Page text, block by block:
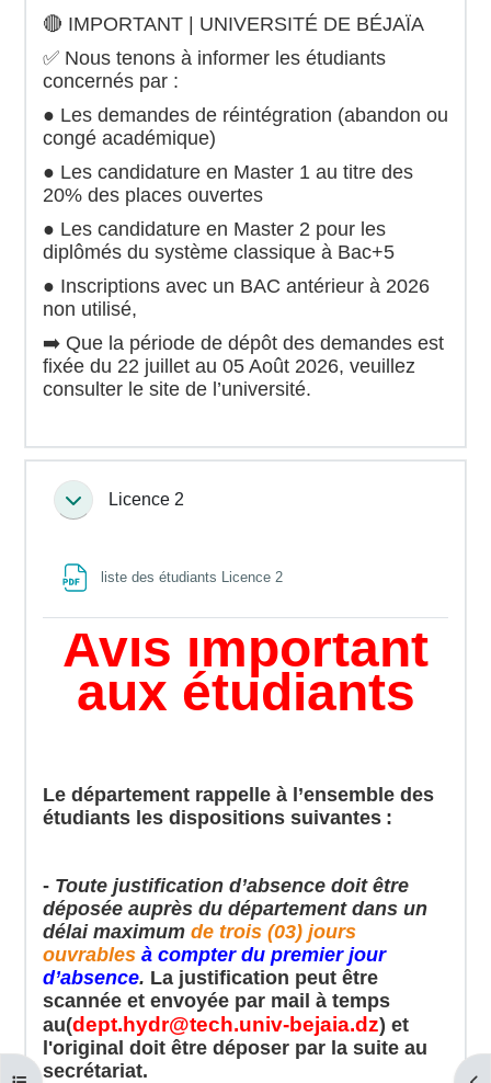
🔴 IMPORTANT | UNIVERSITÉ DE BÉJAÏA
✅️ Nous tenons à informer les étudiants
concernés par :
● Les demandes de réintégration (abandon ou
congé académique)
● Les candidature en Master 1 au titre des
20% des places ouvertes
● Les candidature en Master 2 pour les
diplômés du système classique à Bac+5
● Inscriptions avec un BAC antérieur à 2026
non utilisé,
➡️ Que la période de dépôt des demandes est
fixée du 22 juillet au 05 Août 2026, veuillez
consulter le site de l’université.
CollapseLicence 2
liste des étudiants Licence 2
Avis important
aux étudiants
Le département rappelle à l’ensemble des
étudiants les dispositions suivantes :
- Toute justification d’absence doit être
déposée auprès du département dans un
délai maximum de trois (03) jours
ouvrables à compter du premier jour
d’absence. La justification peut être
scannée et envoyée par mail à temps
au(dept.hydr@tech.univ-bejaia.dz) et
l'original doit être déposerpar la suite au
secrétariat.